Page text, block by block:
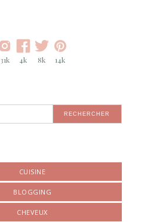
31k 4k 8k 14k
CUISINE
BLOGGING
CHEVEUX